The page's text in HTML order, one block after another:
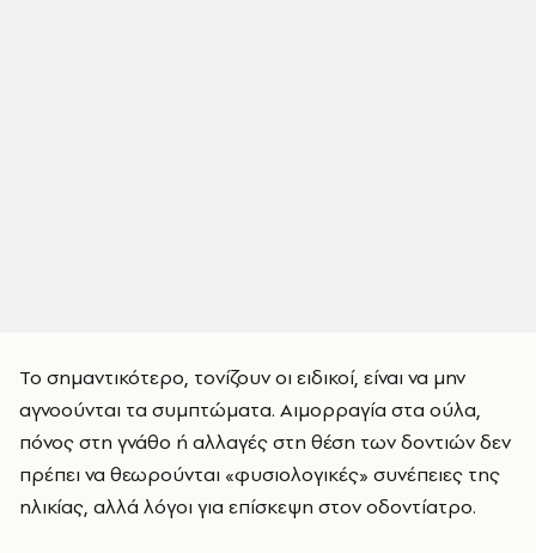
Το σημαντικότερο, τονίζουν οι ειδικοί, είναι να μην
αγνοούνται τα συμπτώματα. Αιμορραγία στα ούλα,
πόνος στη γνάθο ή αλλαγές στη θέση των δοντιών δεν
πρέπει να θεωρούνται «φυσιολογικές» συνέπειες της
ηλικίας, αλλά λόγοι για επίσκεψη στον οδοντίατρο.